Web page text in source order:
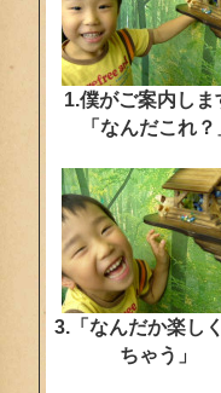
1.僕がご案内しま
「なんだこれ？
3.「なんだか楽し
ちゃう」